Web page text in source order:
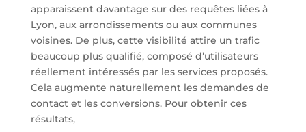
apparaissent davantage sur des requêtes liées à
Lyon, aux arrondissements ou aux communes
voisines. De plus, cette visibilité attire un trafic
beaucoup plus qualifié, composé d’utilisateurs
réellement intéressés par les services proposés.
Cela augmente naturellement les demandes de
contact et les conversions. Pour obtenir ces
résultats,